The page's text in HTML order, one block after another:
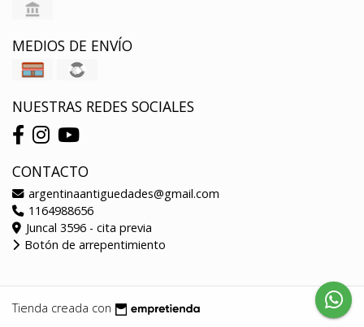
MEDIOS DE ENVÍO
NUESTRAS REDES SOCIALES
CONTACTO
argentinaantiguedades@gmail.com
1164988656
Juncal 3596 - cita previa
Botón de arrepentimiento
Tienda creada con